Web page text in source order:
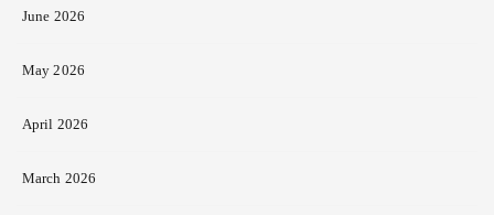
June 2026
May 2026
April 2026
March 2026